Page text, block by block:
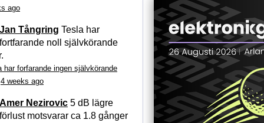
ago
Jan Tångring Tesla har
fortfarande noll självkörande
har forfarande ingen självkörande
4 weeks ago
Amer Nezirovic 5 dB lägre
förlust motsvarar ca 1.8 gånger